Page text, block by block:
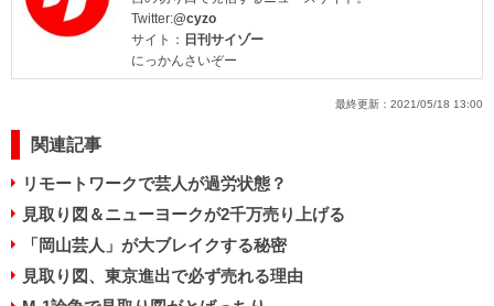
Twitter:@cyzo
サイト： 日刊サイゾー
にっかんさいぞー
最終更新： 2021/05/18 13:00
関連記事
リモートワークで芸人が過労状態？
見取り図＆ニューヨークが2千万売り上げる
「岡山芸人」が大ブレイクする秘密
見取り図、東京進出で必ず売れる理由